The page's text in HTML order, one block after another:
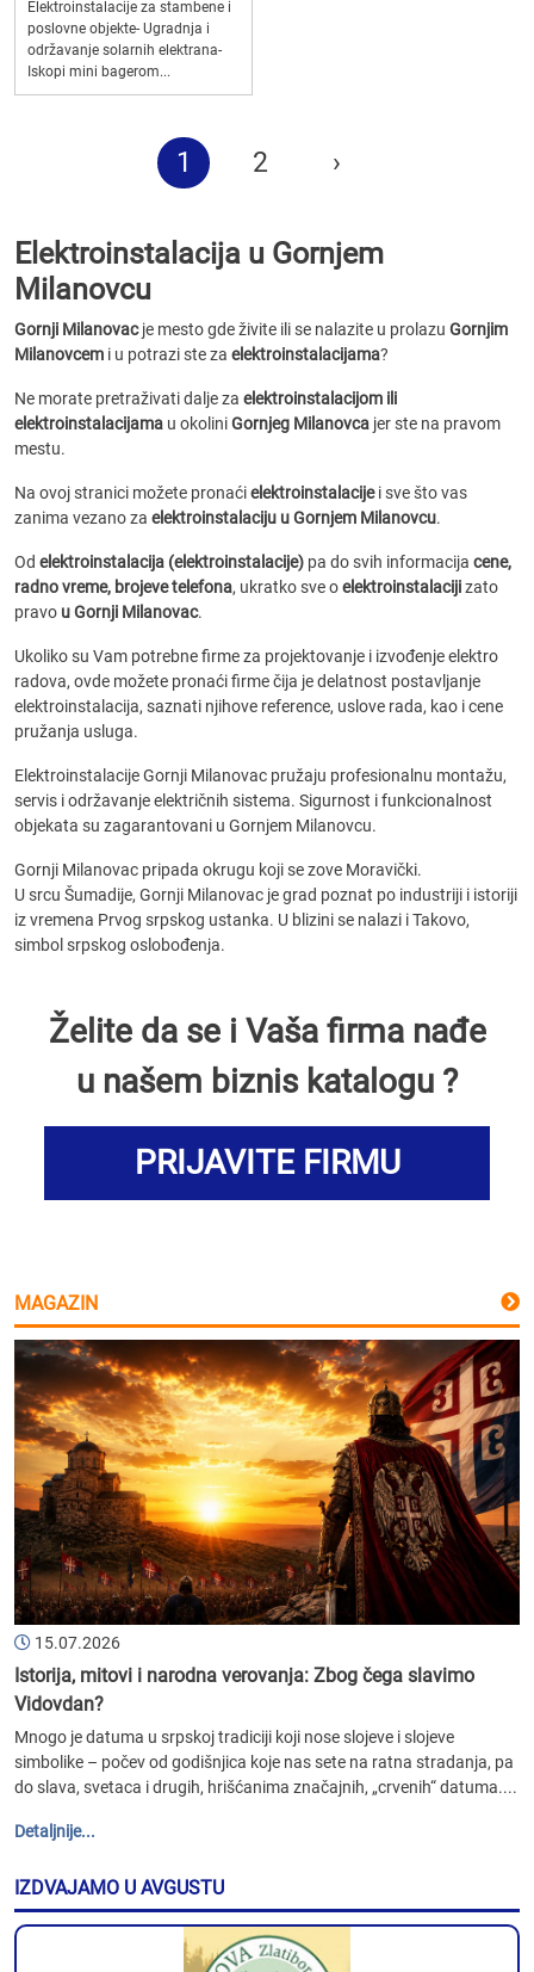
Elektroinstalacije za stambene i
poslovne objekte- Ugradnja i
održavanje solarnih elektrana-
Iskopi mini bagerom...
1 2 ›
Elektroinstalacija u Gornjem
Milanovcu
Gornji Milanovacje mesto gde živite ili se nalazite u prolazu Gornjim
Milanovcem i u potrazi ste za elektroinstalacijama?
Ne morate pretraživati dalje za elektroinstalacijom ili
elektroinstalacijama u okoliniGornjeg Milanovca jer ste na pravom
mestu.
Na ovoj stranici možete pronaćielektroinstalacijei sve što vas
zanima vezano za elektroinstalaciju u Gornjem Milanovcu.
Od elektroinstalacija (elektroinstalacije) pa do svih informacija cene,
radno vreme, brojeve telefona, ukratko sve oelektroinstalacijizato
pravo u Gornji Milanovac.
Ukoliko su Vam potrebne firme za projektovanje i izvođenje elektro
radova, ovde možete pronaći firme čija je delatnost postavljanje
elektroinstalacija, saznati njihove reference, uslove rada, kao i cene
pružanja usluga.
Elektroinstalacije Gornji Milanovac pružaju profesionalnu montažu,
servis i održavanje električnih sistema. Sigurnost i funkcionalnost
objekata su zagarantovani u Gornjem Milanovcu.
Gornji Milanovac pripada okrugu koji se zove Moravički.
U srcu Šumadije, Gornji Milanovac je grad poznat po industriji i istoriji
iz vremena Prvog srpskog ustanka. U blizini se nalazi i Takovo,
simbol srpskog oslobođenja.
Želite da se i Vaša firma nađe
u našem biznis katalogu ?
PRIJAVITE FIRMU
MAGAZIN
15.07.2026
Istorija, mitovi i narodna verovanja: Zbog čega slavimo
Vidovdan?
Mnogo je datuma u srpskoj tradiciji koji nose slojeve i slojeve
simbolike – počev od godišnjica koje nas sete na ratna stradanja, pa
do slava, svetaca i drugih, hrišćanima značajnih, „crvenih“ datuma....
Detaljnije...
IZDVAJAMO U AVGUSTU